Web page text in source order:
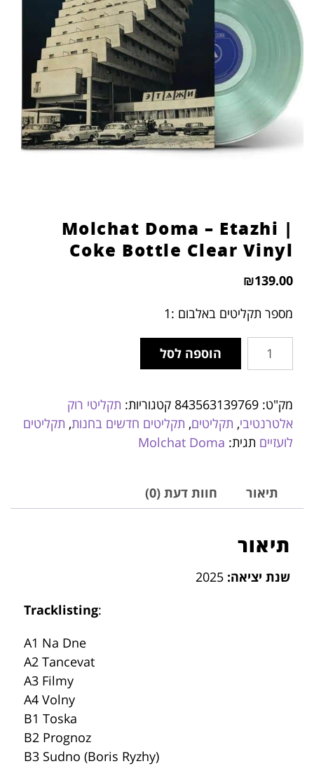
format_underlined הוסף קו תחתון לקישורים
סמן קישורים
לאפס
את
כל
האפשרויות
cached
Molchat Doma – Etazhi |
Coke Bottle Clear Vinyl
₪139.00
מספר תקליטים באלבום :1
הוספה לסל
מק"ט: 843563139769 קטגוריות: תקליטי רוק
אלטרנטיבי, תקליטים, תקליטים חדשים בחנות, תקליטים
לועזיים תגית: Molchat Doma
תיאור חוות דעת (0)
תיאור
שנת יציאה:
Tracklisting:
A1 Na Dne
A2 Tancevat
A3 Filmy
A4 Volny
B1 Toska
B2 Prognoz
B3 Sudno (Boris Ryzhy)